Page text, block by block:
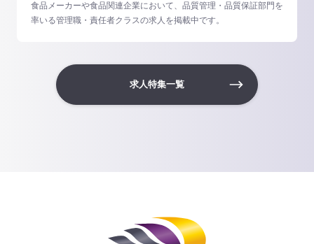
食品メーカーや食品関連企業において、品質管理・品質保証部門を
率いる管理職・責任者クラスの求人を掲載中です。
求人特集一覧